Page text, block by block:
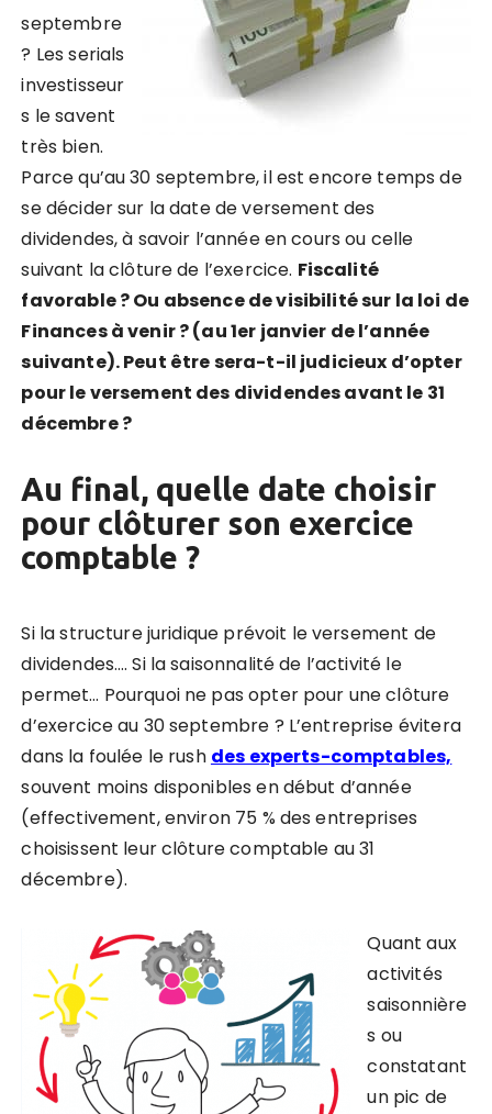
septembre
? Les serials
investisseur
s le savent
très bien.
Parce qu’au 30 septembre, il est encore temps de
se décider sur la date de versement des
dividendes,à savoir l’année en cours ou celle
suivant la clôture de l’exercice. Fiscalité
favorable ? Ou absence de visibilité sur la loi de
Finances à venir ? (au 1er janvier de l’année
suivante). Peut être sera-t-il judicieux d’opter
pour le versement des dividendes avant le 31
décembre ?
Au final, quelle date choisir
pour clôturer son exercice
comptable ?
Si la structure juridique prévoit le versement de
dividendes…. Si la saisonnalité de l’activité le
permet… Pourquoi ne pas opter pour une clôture
d’exercice au 30 septembre ? L’entreprise évitera
dans la foulée le rush des experts-comptables,
souvent moins disponibles en début d’année
(effectivement, environ 75 % des entreprises
choisissent leur clôture comptable au 31
décembre).
Quant aux
activités
saisonnière
s ou
constatant
un pic de